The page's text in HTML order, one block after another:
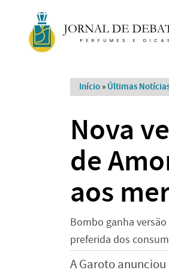
Início » Últimas
Nova
de
aos
Bombo ganha
preferida dos
A Garoto